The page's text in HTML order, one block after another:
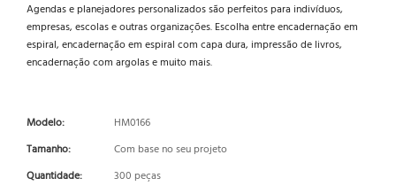
Agendas e planejadores personalizados são perfeitos para indivíduos,
empresas, escolas e outras organizações. Escolha entre encadernação em
espiral, encadernação em espiral com capa dura, impressão de livros,
encadernação com argolas e muito mais.
Modelo:
HM0166
Tamanho:
Com base no seu projeto
Quantidade:
300 peças